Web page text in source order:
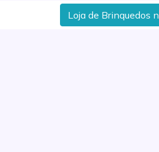
Loja de Brinquedos no Bairro